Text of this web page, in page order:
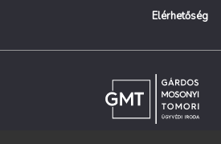
Elérhetőség